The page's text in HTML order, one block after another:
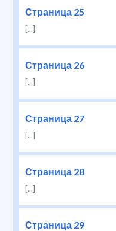
Страница 25
[...]
Страница 26
[...]
Страница 27
[...]
Страница 28
[...]
Страница 29